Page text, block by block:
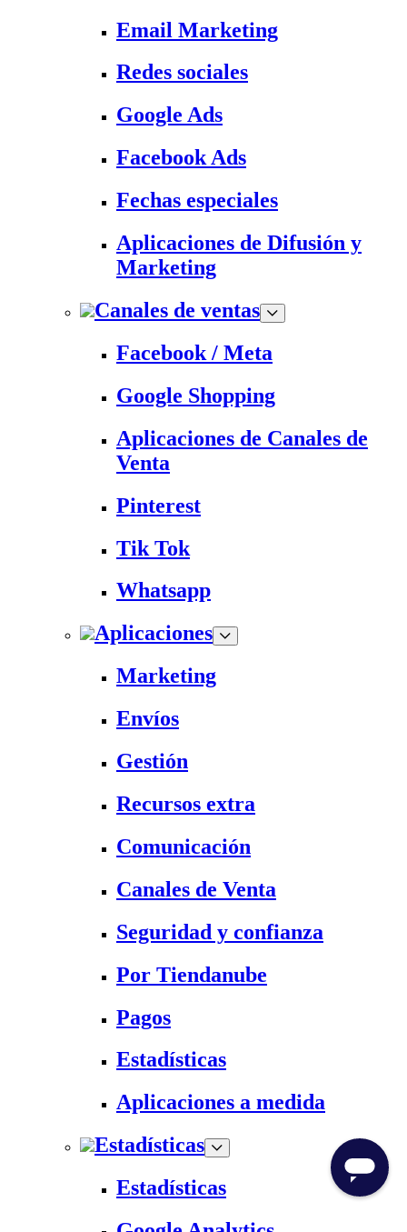
Email Marketing
Redes sociales
Google Ads
Facebook Ads
Fechas especiales
Aplicaciones de Difusión y
Marketing
Canales de ventas
Facebook / Meta
Google Shopping
Aplicaciones de Canales de
Venta
Pinterest
Tik Tok
Whatsapp
Aplicaciones
Marketing
Envíos
Gestión
Recursos extra
Comunicación
Canales de Venta
Seguridad y confianza
Por Tiendanube
Pagos
Estadísticas
Aplicaciones a medida
Estadísticas
Estadísticas